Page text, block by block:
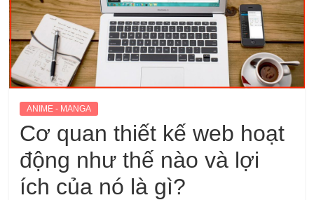
ANIME - MANGA
Cơ quan thiết kế web hoạt
động như thế nào và lợi
ích của nó là gì?